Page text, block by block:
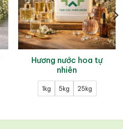
Hương nước hoa tự
nhiên
1kg 5kg 25kg